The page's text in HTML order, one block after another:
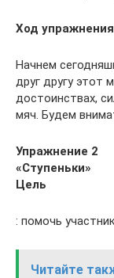
Ход
Начнем
друг другу этот
достоинствах,
мяч. Будем
Упражнение 2
«Ступеньки»
Цель
: помочь
Читайте